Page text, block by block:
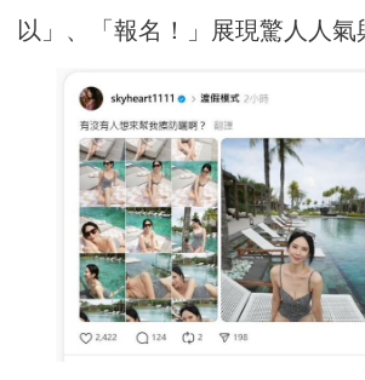
以」、「報名！」展現驚人人氣